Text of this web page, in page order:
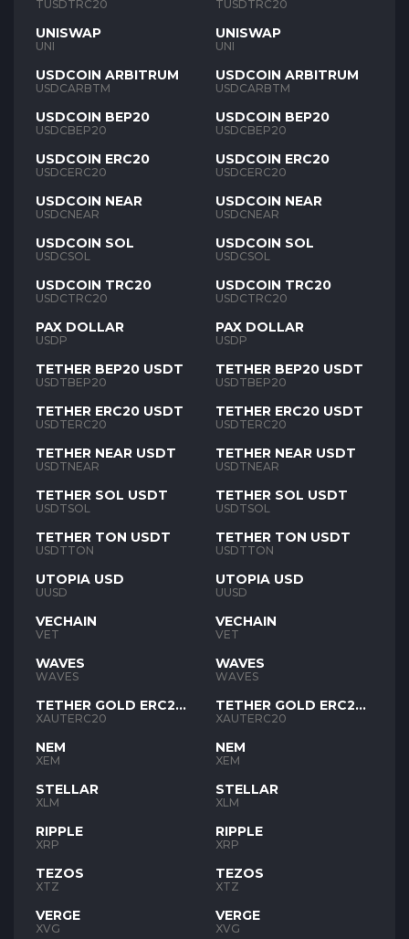
TUSD
TUSDTRC20
UNISWAP
UNI
USDCOIN ARBITRUM
USDCARBTM
USDCOIN BEP20
USDCBEP20
USDCOIN ERC20
USDCERC20
USDCOIN NEAR
USDCNEAR
USDCOIN SOL
USDCSOL
USDCOIN TRC20
USDCTRC20
PAX DOLLAR
USDP
TETHER BEP20 USDT
USDTBEP20
TETHER ERC20 USDT
USDTERC20
TETHER NEAR USDT
USDTNEAR
TETHER SOL USDT
USDTSOL
TETHER TON USDT
USDTTON
UTOPIA USD
UUSD
VECHAIN
VET
WAVES
WAVES
TETHER GOLD ERC20
XAUT
XAUTERC20
NEM
XEM
STELLAR
XLM
RIPPLE
XRP
TEZOS
XTZ
VERGE
XVG
TUSD
TUSDTRC20
UNISWAP
UNI
USDCOIN ARBITRUM
USDCARBTM
USDCOIN BEP20
USDCBEP20
USDCOIN ERC20
USDCERC20
USDCOIN NEAR
USDCNEAR
USDCOIN SOL
USDCSOL
USDCOIN TRC20
USDCTRC20
PAX DOLLAR
USDP
TETHER BEP20 USDT
USDTBEP20
TETHER ERC20 USDT
USDTERC20
TETHER NEAR USDT
USDTNEAR
TETHER SOL USDT
USDTSOL
TETHER TON USDT
USDTTON
UTOPIA USD
UUSD
VECHAIN
VET
WAVES
WAVES
TETHER GOLD ERC20
XAUT
XAUTERC20
NEM
XEM
STELLAR
XLM
RIPPLE
XRP
TEZOS
XTZ
VERGE
XVG